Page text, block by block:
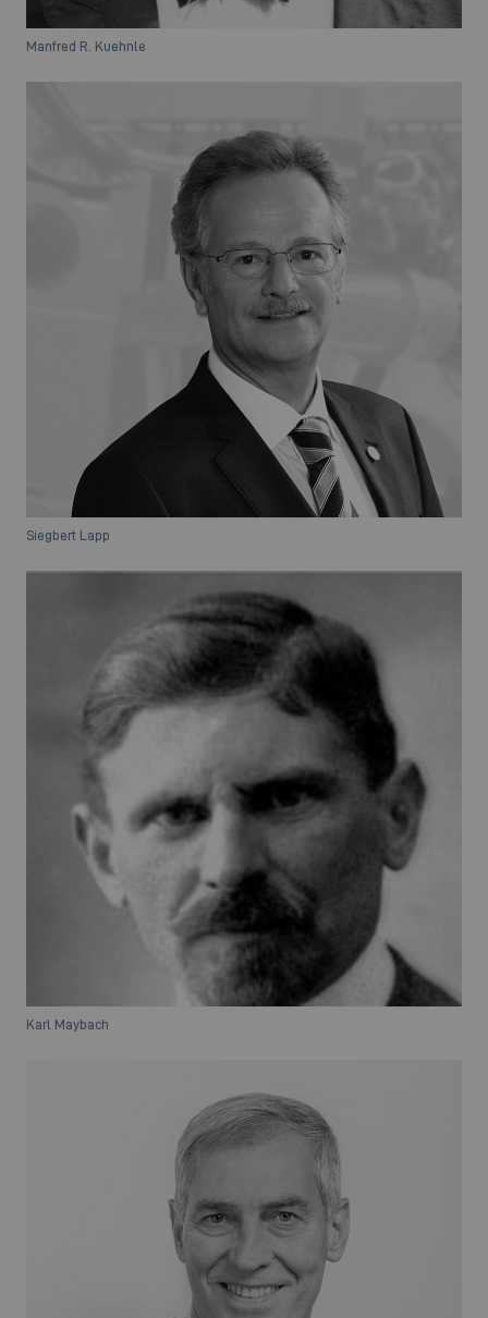
Manfred R. Kuehnle
Siegbert Lapp
Karl Maybach